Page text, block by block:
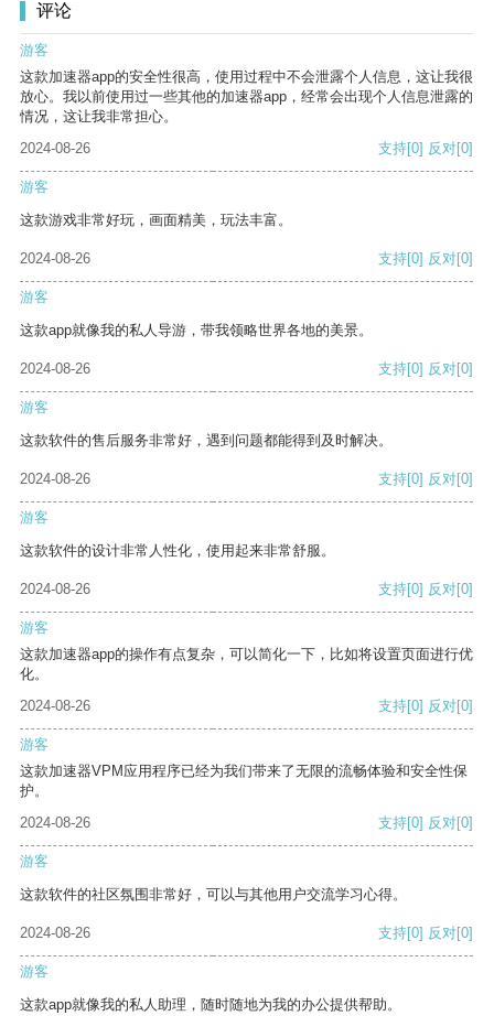
评论
游客
这款加速器app的安全性很高，使用过程中不会泄露个人信息，这让我很
放心。我以前使用过一些其他的加速器app，经常会出现个人信息泄露的
情况，这让我非常担心。
2024-08-26
支持[0] 反对[0]
游客
这款游戏非常好玩，画面精美，玩法丰富。
2024-08-26 支持[0] 反对[0]
游客
这款app就像我的私人导游，带我领略世界各地的美景。
2024-08-26 支持[0] 反对[0]
游客
这款软件的售后服务非常好，遇到问题都能得到及时解决。
2024-08-26 支持[0] 反对[0]
游客
这款软件的设计非常人性化，使用起来非常舒服。
2024-08-26 支持[0] 反对[0]
游客
这款加速器app的操作有点复杂，可以简化一下，比如将设置页面进行优
化。
2024-08-26
支持[0] 反对[0]
游客
这款加速器VPM应用程序已经为我们带来了无限的流畅体验和安全性保
护。
2024-08-26
支持[0] 反对[0]
游客
这款软件的社区氛围非常好，可以与其他用户交流学习心得。
2024-08-26 支持[0] 反对[0]
游客
这款app就像我的私人助理，随时随地为我的办公提供帮助。